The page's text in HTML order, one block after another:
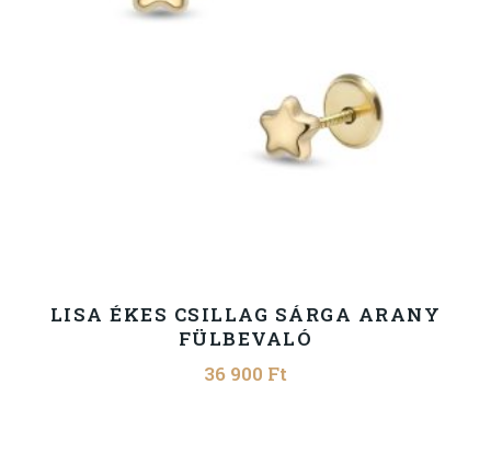
LISA ÉKES CSILLAG SÁRGA ARANY
FÜLBEVALÓ
36 900 Ft